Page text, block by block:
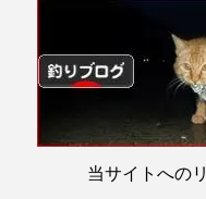
当サイトへの